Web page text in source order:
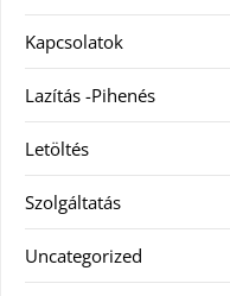
Kapcsolatok
Lazítás -Pihenés
Letöltés
Szolgáltatás
Uncategorized